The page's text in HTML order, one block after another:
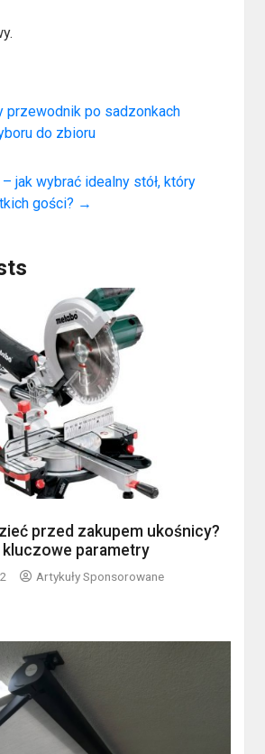
przewodnik po sadzonkach
do zbioru
jak wybrać idealny stół, który
gości? →
przed zakupem ukośnicy?
kluczowe parametry
Artykuły Sponsorowane